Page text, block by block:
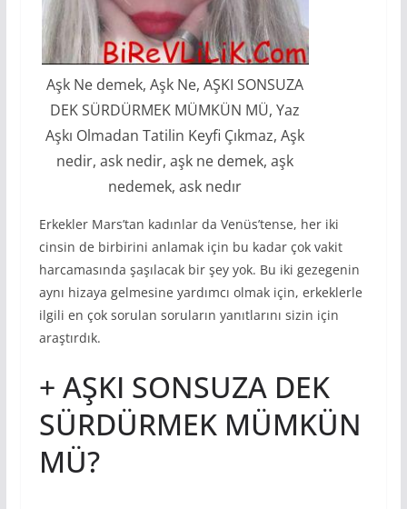
Aşk Ne demek, Aşk Ne, AŞKI SONSUZA
DEK SÜRDÜRMEK MÜMKÜN MÜ, Yaz
Aşkı Olmadan Tatilin Keyfi Çıkmaz, Aşk
nedir, ask nedir, aşk ne demek, aşk
nedemek, ask nedır
Erkekler Mars’tan kadınlar da Venüs’tense, her iki
cinsin de birbirini anlamak için bu kadar çok vakit
harcamasında şaşılacak bir şey yok. Bu iki gezegenin
aynı hizaya gelmesine yardımcı olmak için, erkeklerle
ilgili en çok sorulan soruların yanıtlarını sizin için
araştırdık.
+ AŞKI SONSUZA DEK
SÜRDÜRMEK MÜMKÜN
MÜ?